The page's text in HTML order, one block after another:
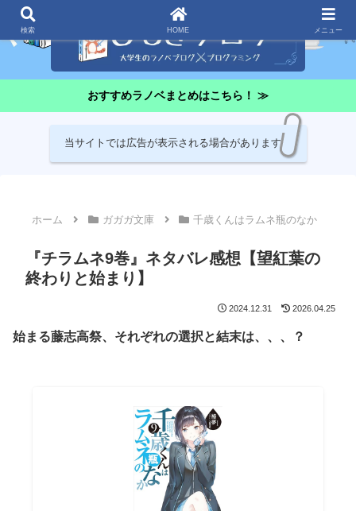
おすすめラノベまとめはこちら！ ≫
当サイトでは広告が表示される場合があります
ホーム ガガガ文庫 千歳くんはラムネ瓶のなか
『チラムネ9巻』ネタバレ感想【望紅葉の
終わりと始まり】
2024.12.31 2026.04.25
始まる藤志高祭、それぞれの選択と結末は、、、？
検索 HOME メニュー